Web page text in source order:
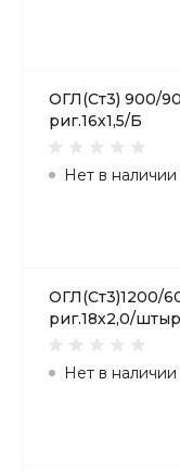
ОГЛ(Ст3) 900/
риг.16х1,5/Б
Нет в наличии
ОГЛ(Ст3)1200/
риг.18х2,0/
Нет в наличии